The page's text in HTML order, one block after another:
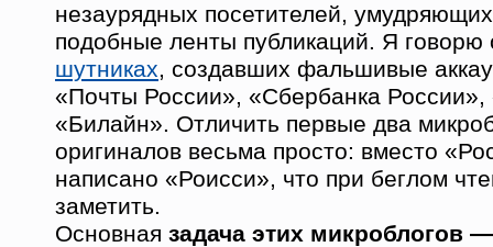
незаурядных посетителей,
подобные ленты публикаций. Я
шутниках, создавших фальшивые
«Почты России», «Сбербанка
«Билайн». Отличить первые два
оригиналов весьма просто: вместо
написано «Роисси», что при беглом
заметить.
Основная задача этих микроблогов